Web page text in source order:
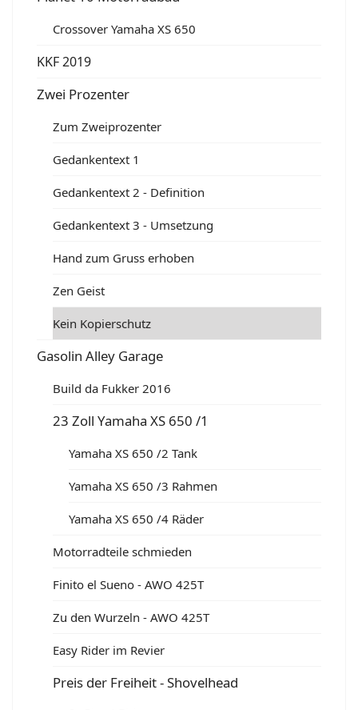
Crossover Yamaha XS 650
KKF 2019
Zwei Prozenter
Zum Zweiprozenter
Gedankentext 1
Gedankentext 2 - Definition
Gedankentext 3 - Umsetzung
Hand zum Gruss erhoben
Zen Geist
Kein Kopierschutz
Gasolin Alley Garage
Build da Fukker 2016
23 Zoll Yamaha XS 650 /1
Yamaha XS 650 /2 Tank
Yamaha XS 650 /3 Rahmen
Yamaha XS 650 /4 Räder
Motorradteile schmieden
Finito el Sueno - AWO 425T
Zu den Wurzeln - AWO 425T
Easy Rider im Revier
Preis der Freiheit - Shovelhead